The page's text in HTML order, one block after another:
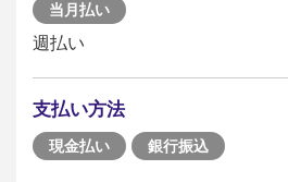
当月払い
週払い
支払い方法
現金払い 銀行振込